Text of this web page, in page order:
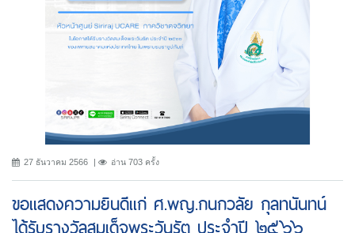
27 ธันวาคม 2566 อ่าน 703 ครั้ง
ขอแสดงความยินดีแก่ ศ.พญ.กนกวลัย กุลทนันทน์